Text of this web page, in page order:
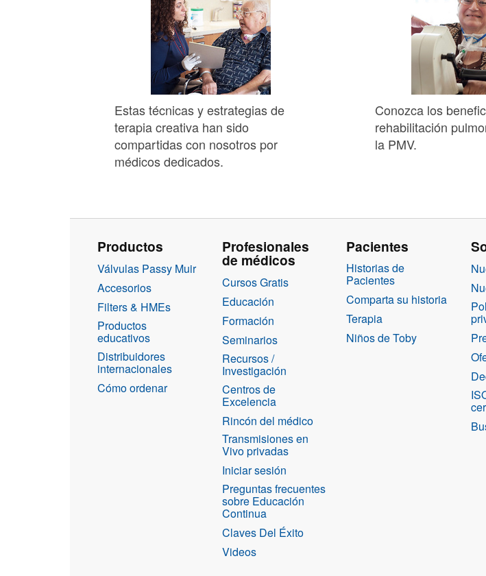
Estas técnicas y estrategias de
terapia creativa han sido
compartidas con nosotros por
médicos dedicados.
Conozca los
rehabilitación
la PMV.
Productos
Válvulas Passy Muir
Accesorios
Filters & HMEs
Productos
educativos
Distribuidores
internacionales
Cómo ordenar
Profesionales
de médicos
Cursos Gratis
Educación
Formación
Seminarios
Recursos /
Investigación
Centros de
Excelencia
Rincón del médico
Transmisiones en
Vivo privadas
Iniciar sesión
Preguntas frecuentes
sobre Educación
Continua
Claves Del Éxito
Videos
Pacientes
Historias de
Pacientes
Comparta su historia
Terapia
Niños de Toby